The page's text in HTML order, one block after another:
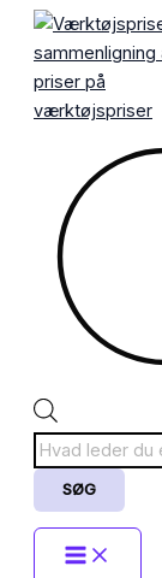
indholdet
Products
SØG